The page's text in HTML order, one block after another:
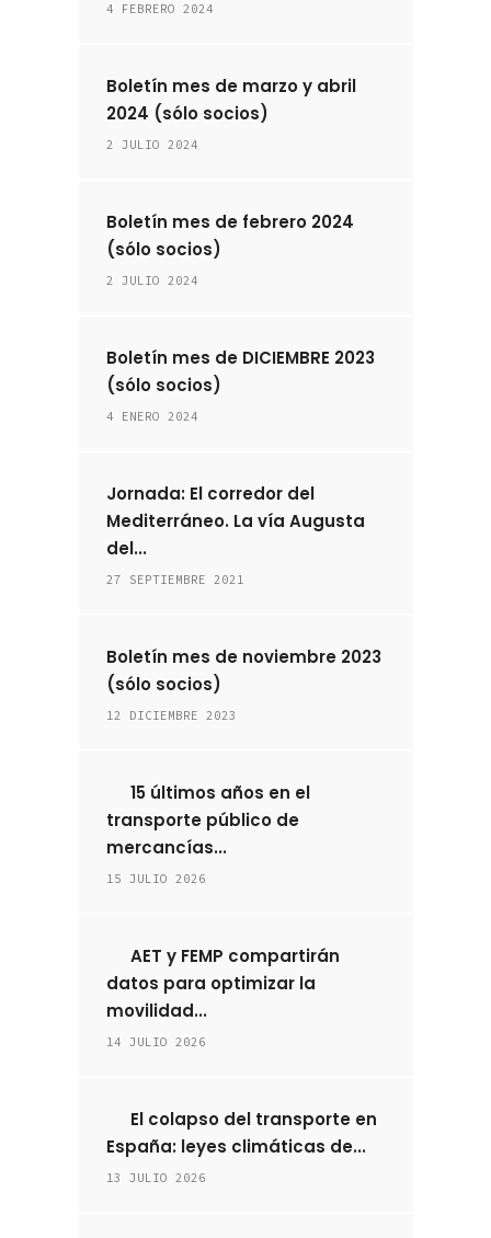
4 FEBRERO 2024
Boletín mes de marzo y abril
2024 (sólo socios)
2 JULIO 2024
Boletín mes de febrero 2024
(sólo socios)
2 JULIO 2024
Boletín mes de DICIEMBRE 2023
(sólo socios)
4 ENERO 2024
Jornada: El corredor del
Mediterráneo. La vía Augusta
del...
27 SEPTIEMBRE 2021
Boletín mes de noviembre 2023
(sólo socios)
12 DICIEMBRE 2023
15 últimos años en el
transporte público de
mercancías...
15 JULIO 2026
AET y FEMP compartirán
datos para optimizar la
movilidad...
14 JULIO 2026
El colapso del transporte en
España: leyes climáticas de...
13 JULIO 2026